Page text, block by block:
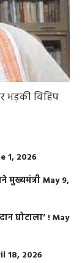
विहिप
1, 2026
मुख्यमंत्रीMay 9,
घोटाला’ !May
18, 2026